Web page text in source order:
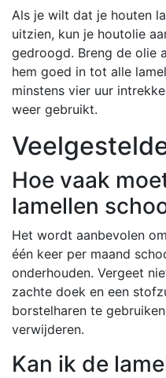
Als je wilt dat je houten
uitzien, kun je houtolie
gedroogd. Breng de olie
hem goed in tot alle
minstens vier uur
weer gebruikt.
Hoe vaak
lamellen
Het wordt aanbevolen
één keer per maand
onderhouden. Vergeet
zachte doek en een
borstelharen te
verwijderen.
Kan ik de